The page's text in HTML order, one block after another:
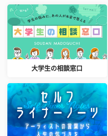
大学生の相談窓口